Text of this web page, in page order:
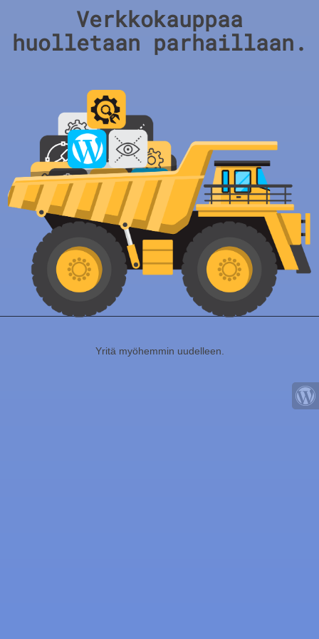
Verkkokauppaa
huolletaan parhaillaan.
Yritä myöhemmin uudelleen.